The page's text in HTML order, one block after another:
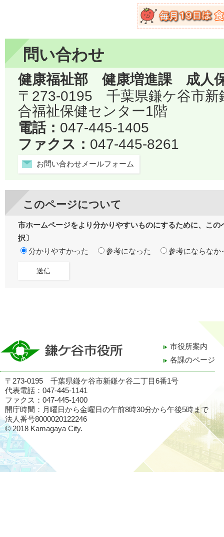
問い合わせ
健康福祉部 健康増進課 成人
〒273-0195 千葉県鎌ケ谷市
合福祉保健センター1階
電話： 047-445-1405
ファクス： 047-445-8261
お問い合わせメールフォーム
このページについて
市ホームページをより分かりやすいものにするために、こ
択〕
分かりやすかった
参考になった 参考にならなか
市役所案内
各課のページ
〒273-0195 千葉県鎌ケ谷市新鎌ケ谷二丁目6番1号
代表電話：047-445-1141
ファクス：047-445-1400
開庁時間：月曜日から金曜日の午前8時30分から午後5時まで
法人番号8000020122246
© 2018 Kamagaya City.